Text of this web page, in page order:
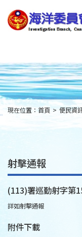
到
主
要
to
main
content
:::
現在位置： 首頁 > 便民資
射擊通報
(113)署巡勤射字第
詳如射擊通報
附件下載